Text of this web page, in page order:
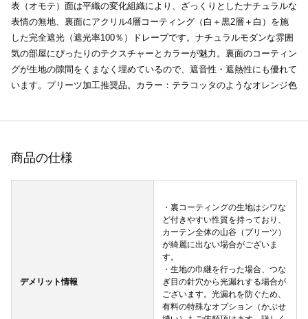
表（オモテ）面は平織の変化組織により、ざっくりとしたナチュラルな
表情の無地、裏面にアクリル4層コーティング（白＋黒2層＋白）を施
した完全遮光（遮光率100％）ドレープです。ナチュラルモダンな雰囲
気の部屋にぴったりのテクスチャーとカラーが魅力。裏面のコーティン
グが生地の隙間をくまなく埋めているので、遮音性・遮熱性にも優れて
います。プリーツ加工推奨品。カラー：テラコッタのようなオレンジ色
商品の仕様
デメリット情報
・裏コーティングの生地はシワな
ど付きやすい性質を持っており、
カーテン全体の山谷（プリーツ）
が綺麗に出ない場合がございま
す。
・生地の巾継を行った場合、つな
ぎ目の針穴から光漏れする場合が
ございます。光漏れを防ぐため、
有料の特殊なオプション（かぶせ